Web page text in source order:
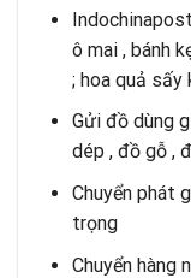
ô mai , bánh
; hoa quả sấy
Gửi đồ dùng
dép , đồ gỗ ,
Chuyển phát
trọng
Chuyển hàng